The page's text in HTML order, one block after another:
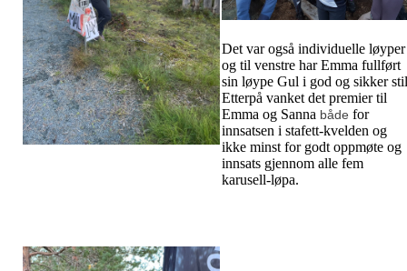
Det var også individuelle løyper
og til venstre har Emma fullført
sin løype Gul i god og sikker
Etterpå vanket det premier til
Emma og Sanna både for
innsatsen i stafett-kvelden og
ikke minst for godt oppmøte og
innsats gjennom alle fem
karusell-løpa.